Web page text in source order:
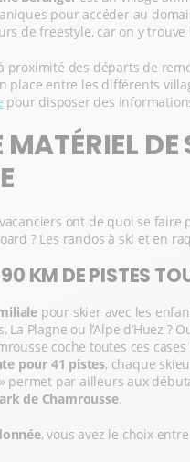
pour accéder au
de freestyle, car on y
proximité des départs de
entre les différents
pour disposer des
vacanciers ont de quoi se
? Les randos à ski et en
KM DE PISTES
pour skier avec les
Plagne ou l’Alpe d’Huez ?
coche toutes ces cases
pour 41 pistes, chaque
permet par ailleurs aux
de Chamrousse.
, vous avez le choix